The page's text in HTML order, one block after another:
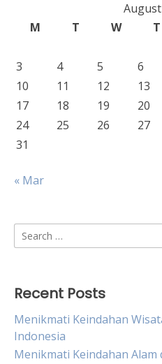
M
T W T
3
4 5 6
10
11 12 13
17
18 19 20
24
25 26 27
31
« Mar
Search
for:
Recent Posts
Menikmati Keindahan
Indonesia
Menikmati Keindahan Alam